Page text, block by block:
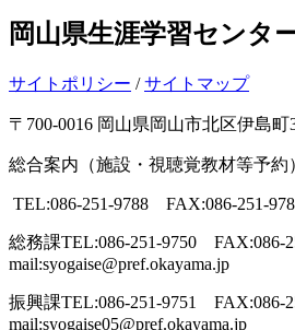
岡山県生涯学習センタ
サイトポリシー /サイトマップ
〒700-0016 岡山県岡山市北区伊島町
総合案内（施設・視聴覚教材等予約
TEL:086-251-9788 FAX:086-251-
総務課TEL:086-251-9750 FAX:086-
mail:syogaise@pref.okayama.jp
振興課TEL:086-251-9751 FAX:086-
mail:syogaise05@pref.okayama.jp